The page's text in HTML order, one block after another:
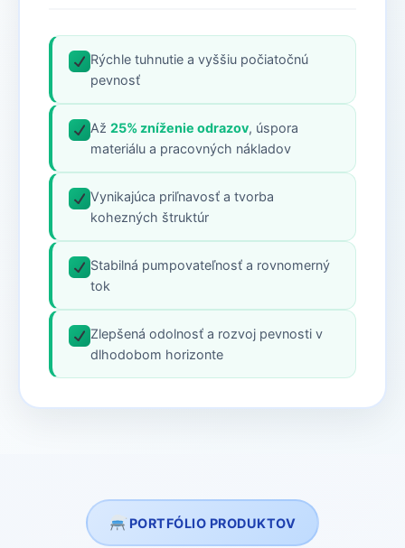
Rýchle tuhnutie a vyššiu počiatočnú
pevnosť
Až 25% zníženie odrazov, úspora
materiálu a pracovných nákladov
Vynikajúca priľnavosť a tvorba
kohezných štruktúr
Stabilná pumpovateľnosť a rovnomerný
tok
Zlepšená odolnosť a rozvoj pevnosti v
dlhodobom horizonte
PORTFÓLIO PRODUKTOV